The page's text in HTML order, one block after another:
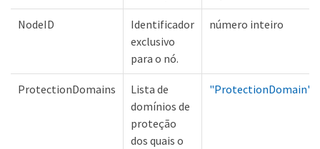
NodeID
Identificador
exclusivo
para o nó.
número inteiro
ProtectionDomains
Lista de
domínios de
proteção
dos quais o
"ProtectionDomain"